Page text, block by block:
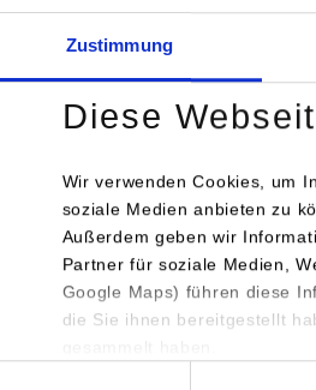
Zustimmung
Diese
Wir verwenden Cookies, um
soziale Medien anbieten zu
Außerdem geben wir
Partner für soziale Medien,
Google Maps) führen diese
die Sie ihnen bereitgestellt
Studiengang /
Embedded Systems / General